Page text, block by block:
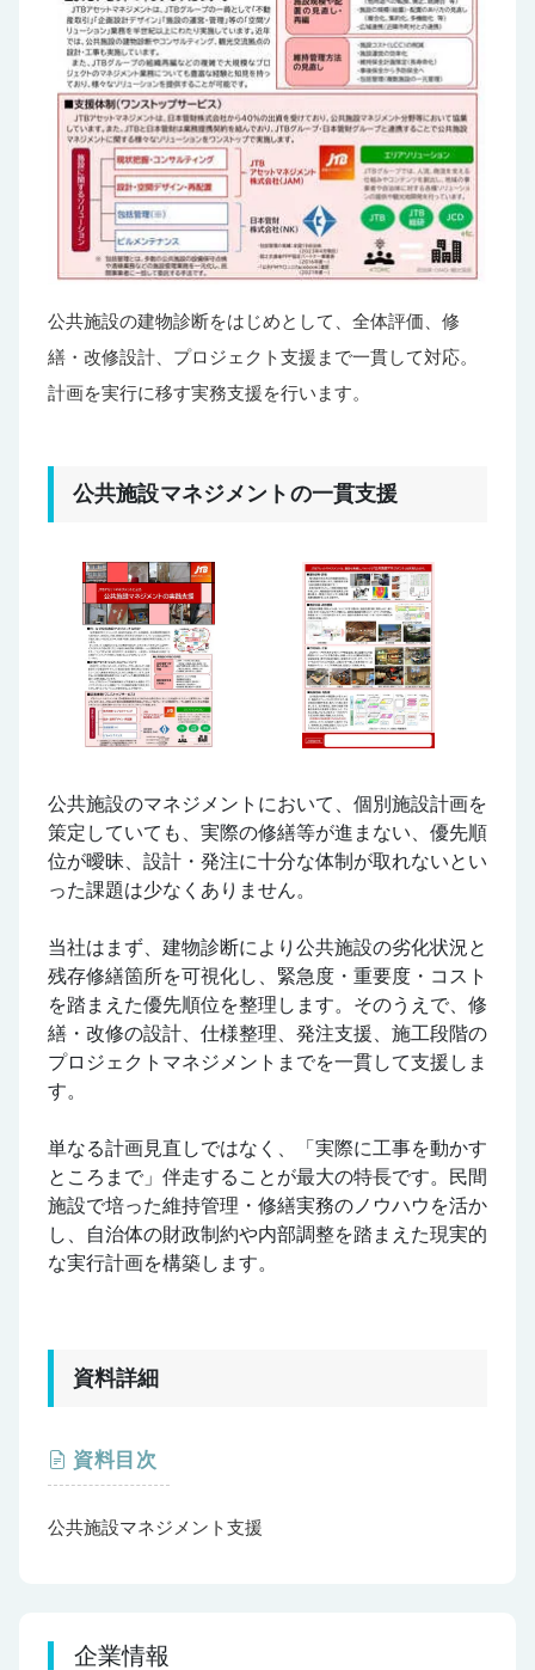
公共施設の建物診断をはじめとして、全体評価、修
繕・改修設計、プロジェクト支援まで一貫して対応。
計画を実行に移す実務支援を行います。
公共施設マネジメントの一貫支援
公共施設のマネジメントにおいて、個別施設計画を
策定していても、実際の修繕等が進まない、優先順
位が曖昧、設計・発注に十分な体制が取れないとい
った課題は少なくありません。
当社はまず、建物診断により公共施設の劣化状況と
残存修繕箇所を可視化し、緊急度・重要度・コスト
を踏まえた優先順位を整理します。そのうえで、修
繕・改修の設計、仕様整理、発注支援、施工段階の
プロジェクトマネジメントまでを一貫して支援しま
す。
単なる計画見直しではなく、「実際に工事を動かす
ところまで」伴走することが最大の特長です。民間
施設で培った維持管理・修繕実務のノウハウを活か
し、自治体の財政制約や内部調整を踏まえた現実的
な実行計画を構築します。
資料詳細
資料目次
公共施設マネジメント支援
企業情報